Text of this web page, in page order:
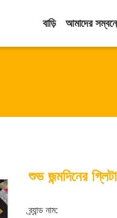
বাড়ি আমাদের
শুভ জন্মদিনের
ব্র্যান্ড নাম: